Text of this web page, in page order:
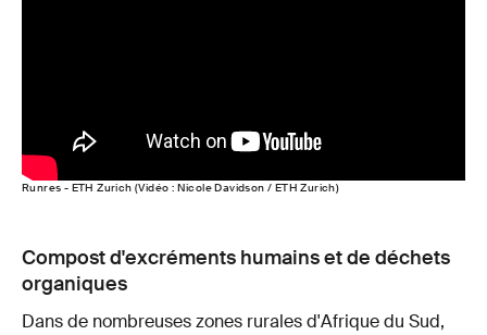
Runres - ETH Zurich (Vidéo : Nicole Davidson / ETH Zurich)
Compost d'excréments humains et de déchets
organiques
Dans de nombreuses zones rurales d'Afrique du Sud,